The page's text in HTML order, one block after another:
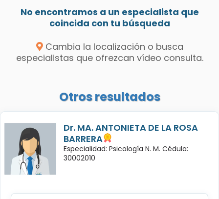
No encontramos a un especialista que
coincida con tu búsqueda
Cambia la localización o busca
especialistas que ofrezcan vídeo consulta.
Otros resultados
Dr. MA. ANTONIETA DE LA ROSA
BARRERA
Especialidad: Psicología N. M. Cédula:
30002010